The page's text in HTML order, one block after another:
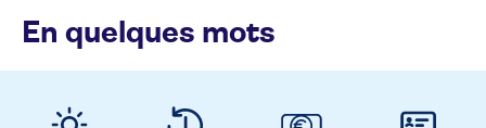
En quelques mots